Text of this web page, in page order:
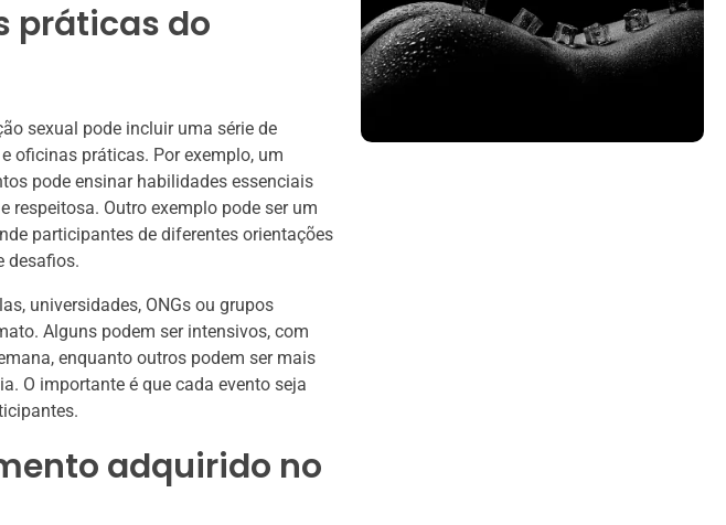
práticas do
sexual pode incluir uma série de
oficinas práticas. Por exemplo, um
pode ensinar habilidades essenciais
respeitosa. Outro exemplo pode ser um
participantes de diferentes orientações
desafios.
universidades, ONGs ou grupos
Alguns podem ser intensivos, com
enquanto outros podem ser mais
O importante é que cada evento seja
adquirido no